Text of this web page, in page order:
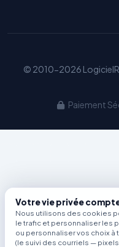
© 2010-2026
Paiement
Votre vie privée
Nous utilisons des cookies
le trafic et personnaliser les
ou personnaliser vos choix à
(le suivi des courriels —